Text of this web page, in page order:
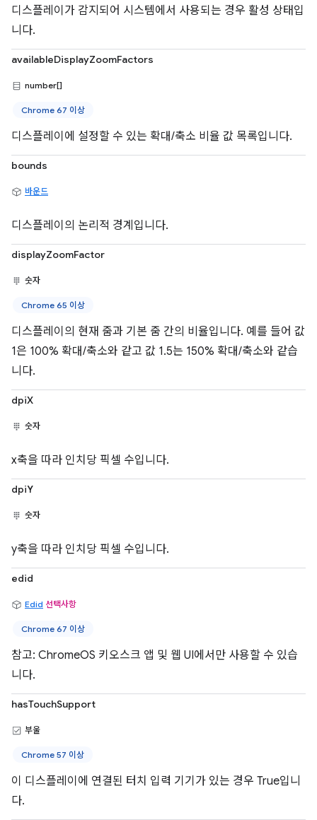
디스플레이가 감지되어 시스템에서 사용되는 경우 활성 상태입
니다.
availableDisplayZoomFactors
number[]
Chrome 67 이상
디스플레이에 설정할 수 있는 확대/축소 비율 값 목록입니다.
bounds
바운드
디스플레이의 논리적 경계입니다.
displayZoomFactor
숫자
Chrome 65 이상
디스플레이의 현재 줌과 기본 줌 간의 비율입니다. 예를 들어 값
1은 100% 확대/축소와 같고 값 1.5는 150% 확대/축소와 같습
니다.
dpiX
숫자
x축을 따라 인치당 픽셀 수입니다.
dpiY
숫자
y축을 따라 인치당 픽셀 수입니다.
edid
Edid 선택사항
Chrome 67 이상
참고: ChromeOS 키오스크 앱 및 웹 UI에서만 사용할 수 있습
니다.
hasTouchSupport
부울
Chrome 57 이상
이 디스플레이에 연결된 터치 입력 기기가 있는 경우 True입니
다.